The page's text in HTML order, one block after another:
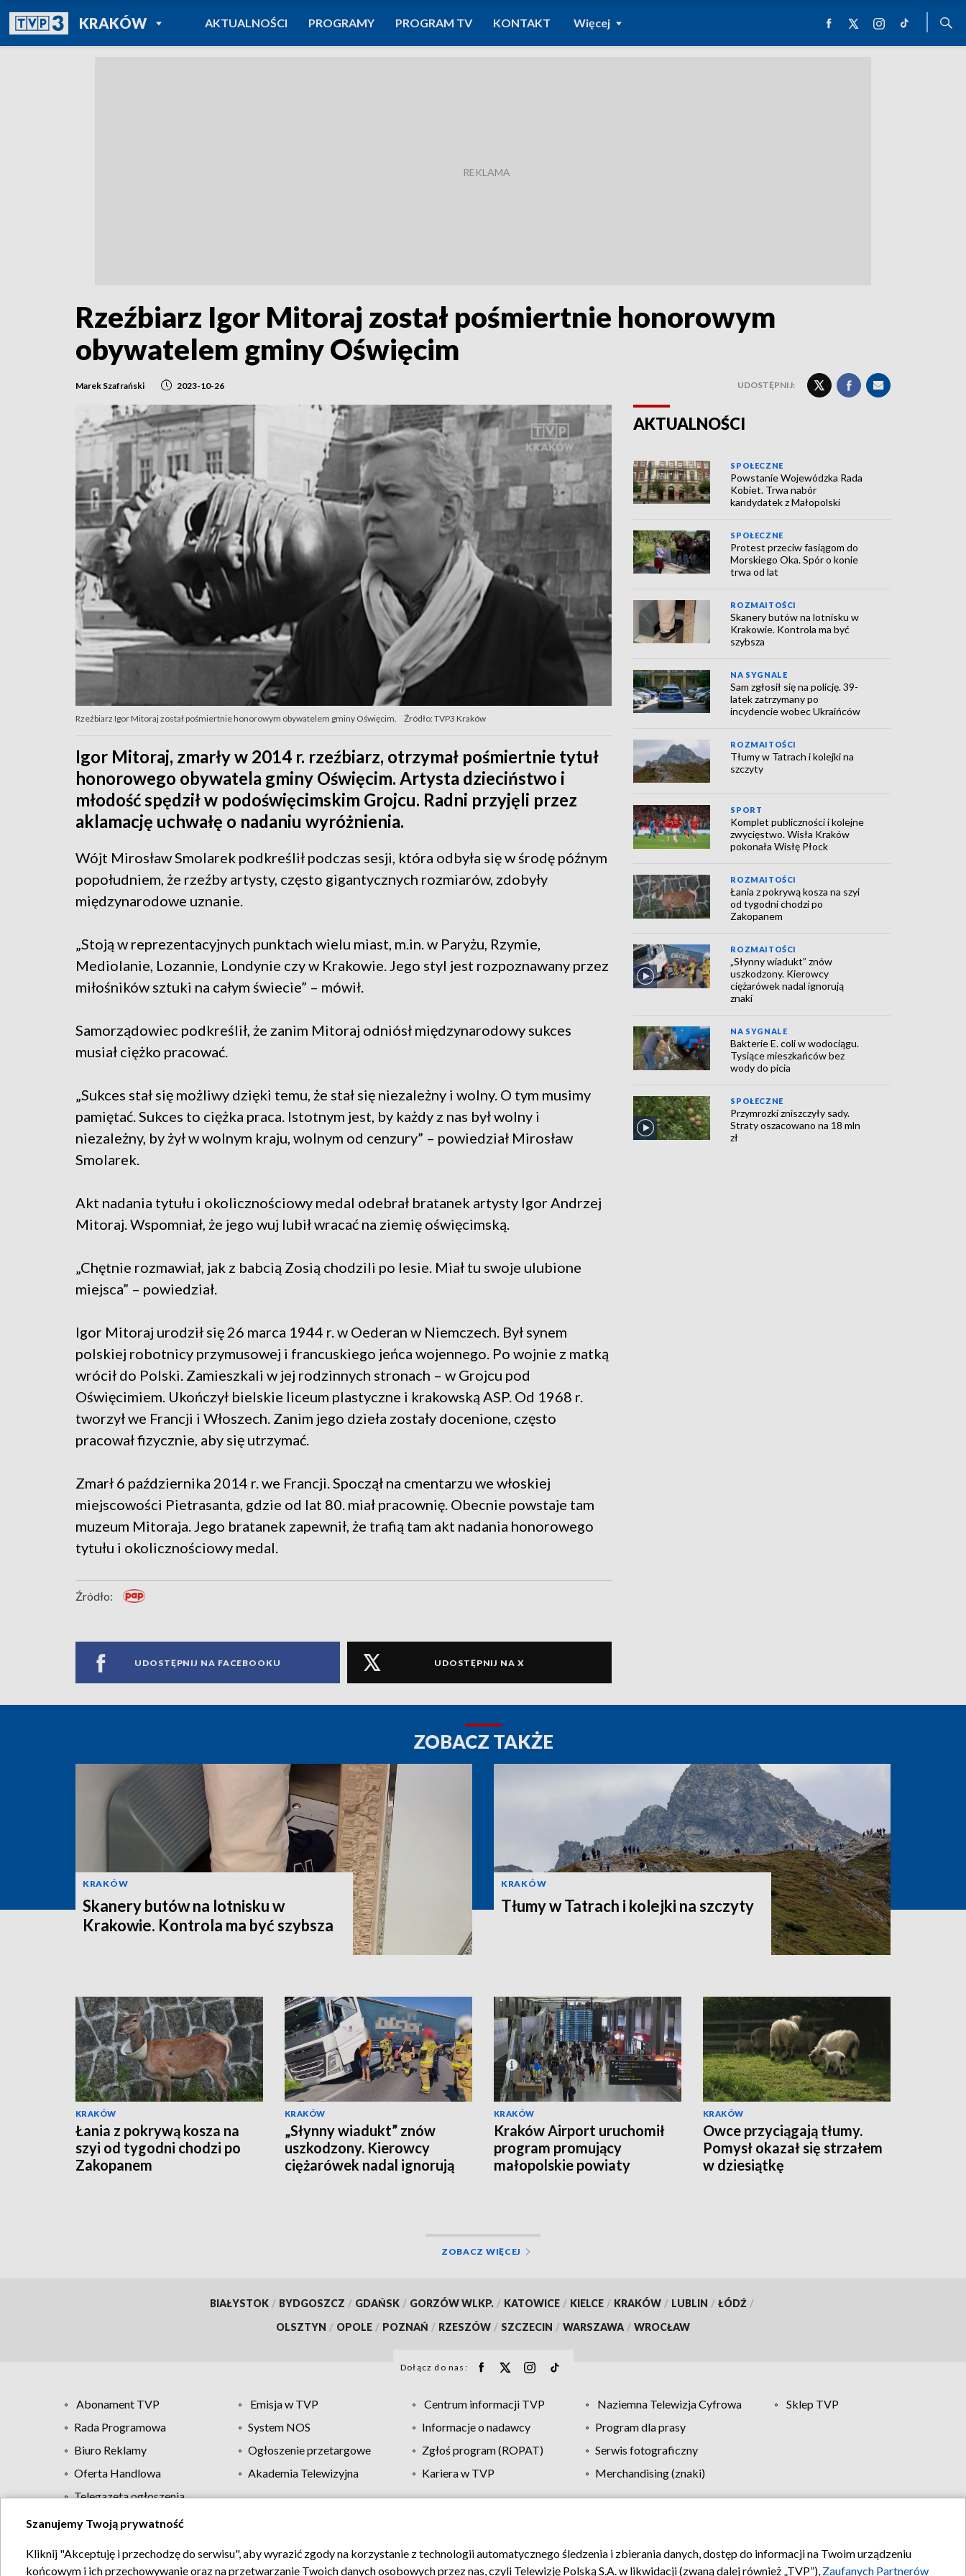
KRAKÓWPOWRÓT DO
TVP REGIONY
AKTUALNOŚCI PROGRAMY PROGRAM TV KONTAKT Więcej
Rzeźbiarz Igor Mitoraj został pośmiertnie honorowym
obywatelem gminy Oświęcim
Marek Szafrański 2023-10-26 UDOSTĘPNIJ:
Rzeźbiarz Igor Mitoraj został pośmiertnie honorowym obywatelem gminy Oświęcim. Źródło: TVP3 Kraków
Igor Mitoraj, zmarły w 2014 r. rzeźbiarz, otrzymał pośmiertnie tytuł
honorowego obywatela gminy Oświęcim. Artysta dzieciństwo i
młodość spędził w podoświęcimskim Grojcu. Radni przyjęli przez
aklamację uchwałę o nadaniu wyróżnienia.
Wójt Mirosław Smolarek podkreślił podczas sesji, która odbyła się w środę późnym
popołudniem, że rzeźby artysty, często gigantycznych rozmiarów, zdobyły
międzynarodowe uznanie.
„Stoją w reprezentacyjnych punktach wielu miast, m.in. w Paryżu, Rzymie,
Mediolanie, Lozannie, Londynie czy w Krakowie. Jego styl jest rozpoznawany przez
miłośników sztuki na całym świecie” – mówił.
Samorządowiec podkreślił, że zanim Mitoraj odniósł międzynarodowy sukces
musiał ciężko pracować.
„Sukces stał się możliwy dzięki temu, że stał się niezależny i wolny. O tym musimy
pamiętać. Sukces to ciężka praca. Istotnym jest, by każdy z nas był wolny i
niezależny, by żył w wolnym kraju, wolnym od cenzury” – powiedział Mirosław
Smolarek.
Akt nadania tytułu i okolicznościowy medal odebrał bratanek artysty Igor Andrzej
Mitoraj. Wspomniał, że jego wuj lubił wracać na ziemię oświęcimską.
„Chętnie rozmawiał, jak z babcią Zosią chodzili po lesie. Miał tu swoje ulubione
miejsca” – powiedział.
Igor Mitoraj urodził się 26 marca 1944 r. w Oederan w Niemczech. Był synem
polskiej robotnicy przymusowej i francuskiego jeńca wojennego. Po wojnie z matką
wrócił do Polski. Zamieszkali w jej rodzinnych stronach – w Grojcu pod
Oświęcimiem. Ukończył bielskie liceum plastyczne i krakowską ASP. Od 1968 r.
tworzył we Francji i Włoszech. Zanim jego dzieła zostały docenione, często
pracował fizycznie, aby się utrzymać.
Zmarł 6 października 2014 r. we Francji. Spoczął na cmentarzu we włoskiej
miejscowości Pietrasanta, gdzie od lat 80. miał pracownię. Obecnie powstaje tam
muzeum Mitoraja. Jego bratanek zapewnił, że trafią tam akt nadania honorowego
tytułu i okolicznościowy medal.
Źródło:
UDOSTĘPNIJ NA FACEBOOKU UDOSTĘPNIJ NA X
AKTUALNOŚCI
SPOŁECZNE
Powstanie Wojewódzka Rada
Kobiet. Trwa nabór
kandydatek z Małopolski
SPOŁECZNE
Protest przeciw fasiągom do
Morskiego Oka. Spór o konie
trwa od lat
ROZMAITOŚCI
Skanery butów na lotnisku w
Krakowie. Kontrola ma być
szybsza
NA SYGNALE
Sam zgłosił się na policję. 39-
latek zatrzymany po
incydencie wobec Ukraińców
ROZMAITOŚCI
Tłumy w Tatrach i kolejki na
szczyty
SPORT
Komplet publiczności i kolejne
zwycięstwo. Wisła Kraków
pokonała Wisłę Płock
ROZMAITOŚCI
Łania z pokrywą kosza na szyi
od tygodni chodzi po
Zakopanem
ROZMAITOŚCI
„Słynny wiadukt” znów
uszkodzony. Kierowcy
ciężarówek nadal ignorują
znaki
NA SYGNALE
Bakterie E. coli w wodociągu.
Tysiące mieszkańców bez
wody do picia
SPOŁECZNE
Przymrozki zniszczyły sady.
Straty oszacowano na 18 mln
zł
ZOBACZ TAKŻE
KRAKÓW
Skanery butów na lotnisku w
Krakowie. Kontrola ma być szybsza
KRAKÓW
Tłumy w Tatrach i kolejki na szczyty
KRAKÓW
Łania z pokrywą kosza na
szyi od tygodni chodzi po
Zakopanem
KRAKÓW
„Słynny wiadukt” znów
uszkodzony. Kierowcy
ciężarówek nadal ignorują
KRAKÓW
Kraków Airport uruchomił
program promujący
małopolskie powiaty
KRAKÓW
Owce przyciągają tłumy.
Pomysł okazał się strzałem
w dziesiątkę
ZOBACZ WIĘCEJ
BIAŁYSTOK / BYDGOSZCZ / GDAŃSK / GORZÓW WLKP. / KATOWICE / KIELCE / KRAKÓW / LUBLIN / ŁÓDŹ /
OLSZTYN / OPOLE / POZNAŃ / RZESZÓW / SZCZECIN / WARSZAWA / WROCŁAW
Dołącz do nas:
Abonament TVP Emisja w TVP Centrum informacji TVP Naziemna Telewizja Cyfrowa
Sklep TVP
Rada Programowa
System NOS Informacje o nadawcy
Program dla prasy
Biuro Reklamy
Ogłoszenie przetargowe Zgłoś program (ROPAT)
Serwis fotograficzny
Oferta Handlowa
Akademia Telewizyjna Kariera w TVP
Merchandising (znaki)
Telegazeta ogłoszenia
Regulamin TVP Polityka prywatności Moje zgody Pomoc Biuro reklamy Kontakt
Szanujemy Twoją prywatność
Kliknij "Akceptuję i przechodzę do serwisu", aby wyrazić zgody na korzystanie z technologii automatycznego śledzenia i zbierania danych, dostęp do informacji na Twoim urządzeniu
końcowym i ich przechowywanie oraz na przetwarzanie Twoich danych osobowych przez nas, czyli Telewizję Polską S.A. w likwidacji (zwaną dalej również „TVP”), Zaufanych Partnerów